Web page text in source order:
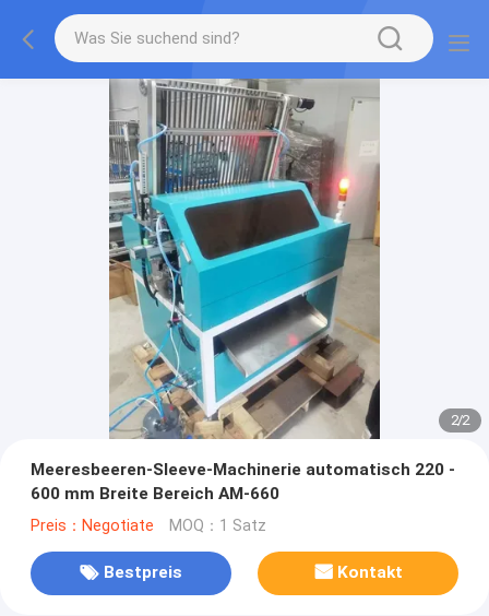
2/2
Meeresbeeren-Sleeve-Machinerie automatisch 220 -
600 mm Breite Bereich AM-660
Preis：Negotiate MOQ：1 Satz
Bestpreis Kontakt